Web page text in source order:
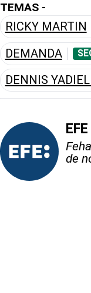
TEMAS -
RICKY MARTIN
DEMANDA
DENNIS
EFE
de